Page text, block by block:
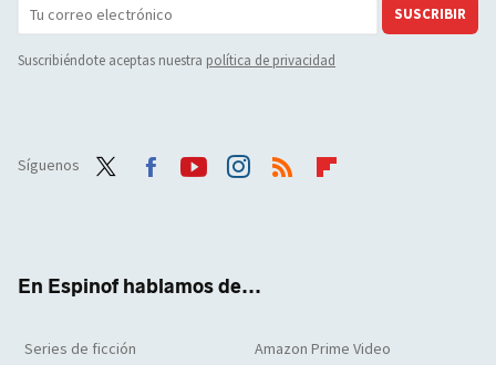
SUSCRIBIR
Suscribiéndote aceptas nuestra política de privacidad
Síguenos
En Espinof hablamos de...
Series de ficción Amazon Prime Video